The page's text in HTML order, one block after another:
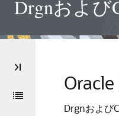
Drgnおよび
Drgnおよび